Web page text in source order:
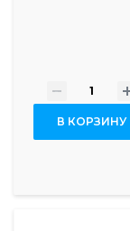
- +
В КОРЗИНУ